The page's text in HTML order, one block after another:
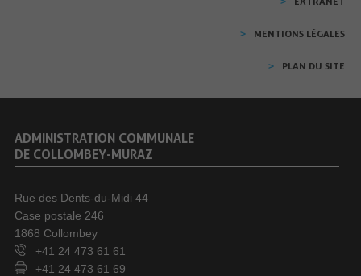
MENTIONS LÉGALES
PLAN DU SITE
ADMINISTRATION COMMUNALE
DE COLLOMBEY-MURAZ
Rue des Dents-du-Midi 44
Case postale 246
1868 Collombey
+41 24 473 61 61
+41 24 473 61 69